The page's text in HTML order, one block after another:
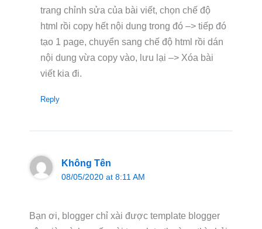
trang chỉnh sửa của bài viết, chọn chế độ
html rồi copy hết nội dung trong đó –> tiếp đó
tạo 1 page, chuyển sang chế độ html rồi dán
nội dung vừa copy vào, lưu lại –> Xóa bài
viết kia đi.
Reply
Không Tên
08/05/2020 at 8:11 AM
Bạn ơi, blogger chỉ xài được template blogger